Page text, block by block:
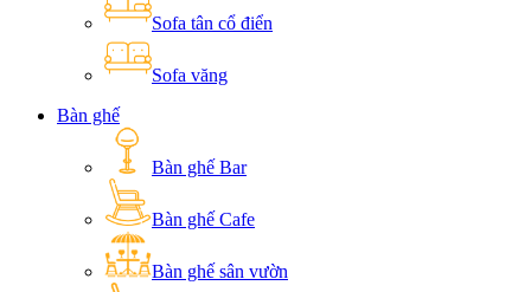
Sofa tân cổ điển
Sofa văng
Bàn ghế
Bàn ghế Bar
Bàn ghế Cafe
Bàn ghế sân vườn